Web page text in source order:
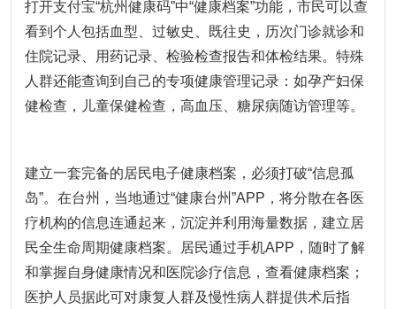
打开支付宝“杭州健康码”中“健康档案”功能，市民可以查
看到个人包括血型、过敏史、既往史，历次门诊就诊和
住院记录、用药记录、检验检查报告和体检结果。特殊
人群还能查询到自己的专项健康管理记录：如孕产妇保
健检查，儿童保健检查，高血压、糖尿病随访管理等。
建立一套完备的居民电子健康档案，必须打破“信息孤
岛”。在台州，当地通过“健康台州”APP，将分散在各医
疗机构的信息连通起来，沉淀并利用海量数据，建立居
民全生命周期健康档案。居民通过手机APP，随时了解
和掌握自身健康情况和医院诊疗信息，查看健康档案；
医护人员据此可对康复人群及慢性病人群提供术后指